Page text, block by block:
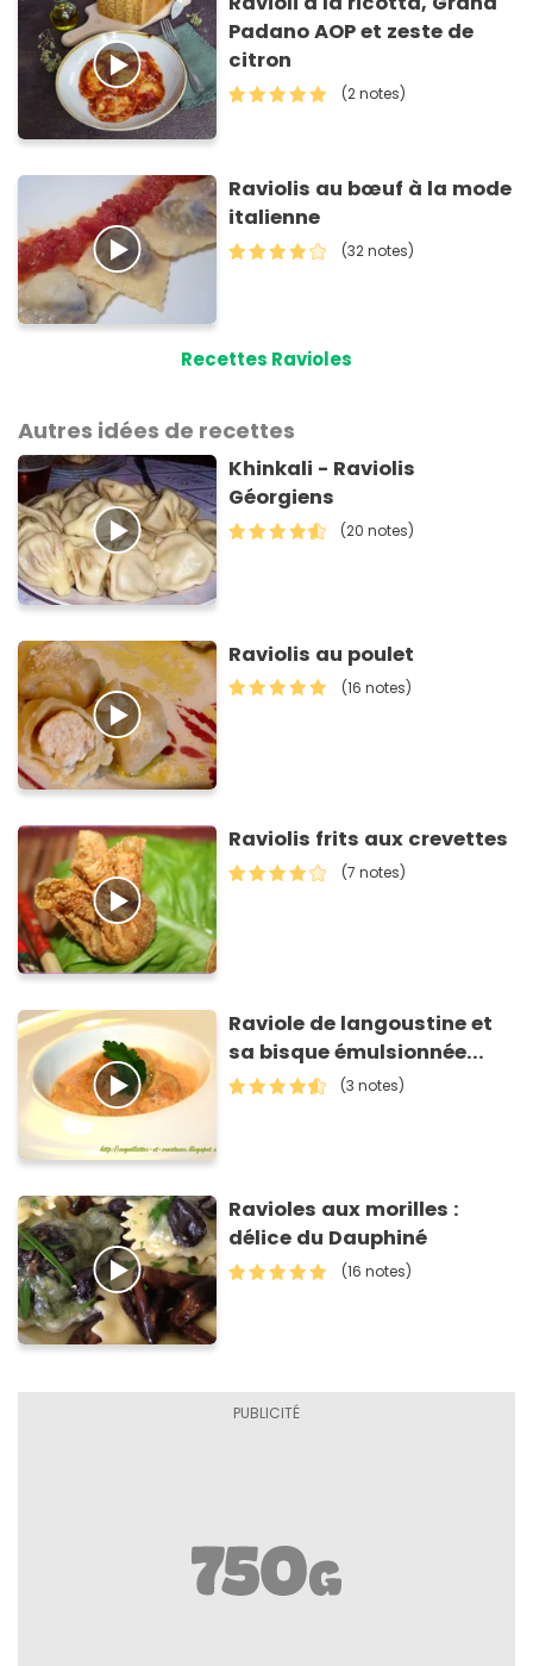
Padano AOP et zeste de
citron
(2 notes)
Raviolis au bœuf à la mode
italienne
(32 notes)
Recettes Ravioles
Autres idées de recettes
Khinkali - Raviolis
Géorgiens
(20 notes)
Raviolis au poulet
(16 notes)
Raviolis frits aux crevettes
(7 notes)
Raviole de langoustine et
sa bisque émulsionnée...
(3 notes)
Ravioles aux morilles :
délice du Dauphiné
(16 notes)